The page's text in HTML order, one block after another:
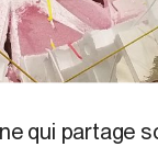
qui partage